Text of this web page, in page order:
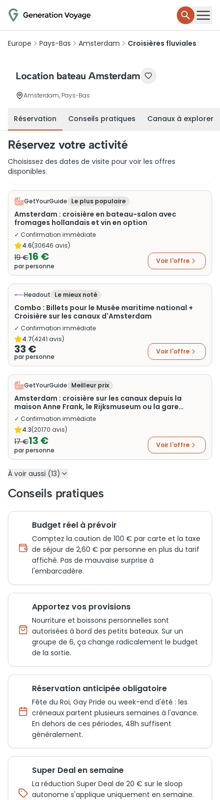
Europe Pays-Bas Amsterdam Croisières fluviales
Location bateau Amsterdam
Amsterdam, Pays-Bas
Réservation Conseils pratiques Canaux à explorer
Réservez votre activité
Choisissez des dates de visite pour voir les offres
disponibles.
GetYourGuide Le plus populaire
Amsterdam : croisière en bateau-salon avec
fromages hollandais et vin en option
✓ Confirmation immédiate
4.6(30646 avis)
19 €16 €
par personne
Voir l'offre
Headout Le mieux noté
Combo : Billets pour le Musée maritime national +
Croisière sur les canaux d'Amsterdam
✓ Confirmation immédiate
4.7(4241 avis)
33 €
par personne
Voir l'offre
GetYourGuide Meilleur prix
Amsterdam : croisière sur les canaux depuis la
maison Anne Frank, le Rijksmuseum ou la gare
centrale
✓ Confirmation immédiate
4.3(20170 avis)
17 €13 €
par personne
Voir l'offre
À voir aussi (13)
Conseils pratiques
Budget réel à prévoir
Comptez la caution de 100 € par carte et la taxe
de séjour de 2,60 € par personne en plus du tarif
affiché. Pas de mauvaise surprise à
l'embarcadère.
Apportez vos provisions
Nourriture et boissons personnelles sont
autorisées à bord des petits bateaux. Sur un
groupe de 6, ça change radicalement le budget
de la sortie.
Réservation anticipée obligatoire
Fête du Roi, Gay Pride ou week-end d'été : les
créneaux partent plusieurs semaines à l'avance.
En dehors de ces périodes, 48h suffisent
généralement.
Super Deal en semaine
La réduction Super Deal de 20 € sur le sloop
autonome s'applique uniquement en semaine.